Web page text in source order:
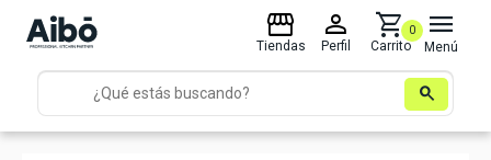
search
storefront
Tiendas
person
Perfil
shopping_cart
Carrito
0 menu
Menú